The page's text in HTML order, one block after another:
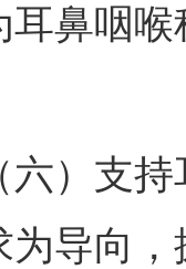
耳鼻咽
支持耳
为导向